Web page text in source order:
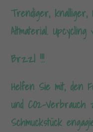
Trendiger, knalliger,
Altmaterial. Upcycling
Brzzl !!!
Helfen Sie mit, den
und CO2-Verbrauch
Schmuckstück